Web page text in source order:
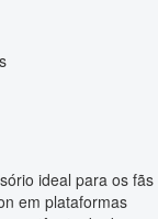
ideal para os fãs
em plataformas